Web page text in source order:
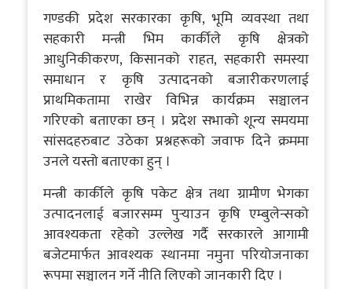
गण्डकी प्रदेश सरकारका कृषि, भूमि व्यवस्था तथा
सहकारी मन्त्री भिम कार्कीले कृषि क्षेत्रको
आधुनिकीकरण, किसानको राहत, सहकारी समस्या
समाधान र कृषि उत्पादनको बजारीकरणलाई
प्राथमिकतामा राखेर विभिन्न कार्यक्रम सञ्चालन
गरिएको बताएका छन् । प्रदेश सभाको शून्य समयमा
सांसदहरुबाट उठेका प्रश्नहरूको जवाफ दिने क्रममा
उनले यस्तो बताएका हुन् ।
मन्त्री कार्कीले कृषि पकेट क्षेत्र तथा ग्रामीण भेगका
उत्पादनलाई बजारसम्म पुर्‍याउन कृषि एम्बुलेन्सको
आवश्यकता रहेको उल्लेख गर्दै सरकारले आगामी
बजेटमार्फत आवश्यक स्थानमा नमुना परियोजनाका
रूपमा सञ्चालन गर्ने नीति लिएको जानकारी दिए ।